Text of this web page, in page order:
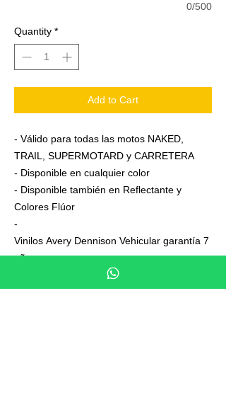
0/500
Quantity *
Add to Cart
- Válido para todas las motos NAKED,
TRAIL, SUPERMOTARD y CARRETERA
- Disponible en cualquier color
- Disponible también en Reflectante y
Colores Flúor
-
Vinilos Avery Dennison Vehicular garantía 7
años
- Junto a su pedido se adjuntan unas
sencillas instrucciones de colocación